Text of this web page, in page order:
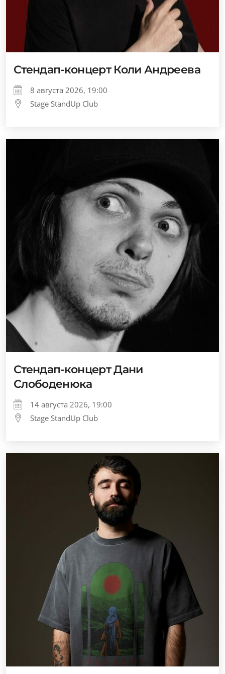
Стендап-концерт Коли Андреева
8 августа 2026, 19:00
Stage StandUp Club
Стендап-концерт Дани
Слободенюка
14 августа 2026, 19:00
Stage StandUp Club